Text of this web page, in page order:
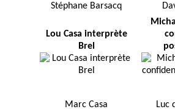
Stéphane Barsacq
Lou Casa interprète
Brel
Marc Casa Luc